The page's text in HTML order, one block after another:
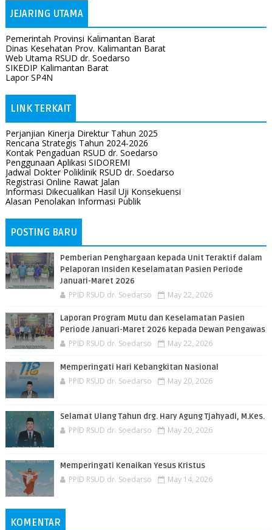
JEJARING UTAMA
Pemerintah Provinsi Kalimantan Barat
Dinas Kesehatan Prov. Kalimantan Barat
Web Utama RSUD dr. Soedarso
SIKEDIP Kalimantan Barat
Lapor SP4N
LINK TERKAIT
Perjanjian Kinerja Direktur Tahun 2025
Rencana Strategis Tahun 2024-2026
Kontak Pengaduan RSUD dr. Soedarso
Penggunaan Aplikasi SIDOREMI
Jadwal Dokter Poliklinik RSUD dr. Soedarso
Registrasi Online Rawat Jalan
Informasi Dikecualikan Hasil Uji Konsekuensi
Alasan Penolakan Informasi Publik
POSTING BARU
Pemberian Penghargaan kepada Unit Teraktif dalam
Pelaporan Insiden Keselamatan Pasien Periode
Januari-Maret 2026
PPID RSUD dr. Soedarso May 22, 2026
Laporan Program Mutu dan Keselamatan Pasien
Periode Januari-Maret 2026 kepada Dewan Pengawas
PPID RSUD dr. Soedarso May 22, 2026
Memperingati Hari Kebangkitan Nasional
PPID RSUD dr. Soedarso May 20, 2026
Selamat Ulang Tahun drg. Hary Agung Tjahyadi, M.Kes.
PPID RSUD dr. Soedarso May 20, 2026
Memperingati Kenaikan Yesus Kristus
PPID RSUD dr. Soedarso May 14, 2026
KOMENTAR